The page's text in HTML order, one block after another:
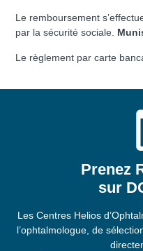
Le remboursement
par la sécurité sociale.
Le règlement par carte
Prenez
sur
Les Centres Helios
l’ophtalmologue, de